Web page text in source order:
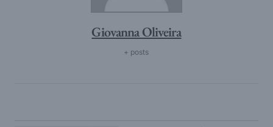
Giovanna Oliveira
+ posts